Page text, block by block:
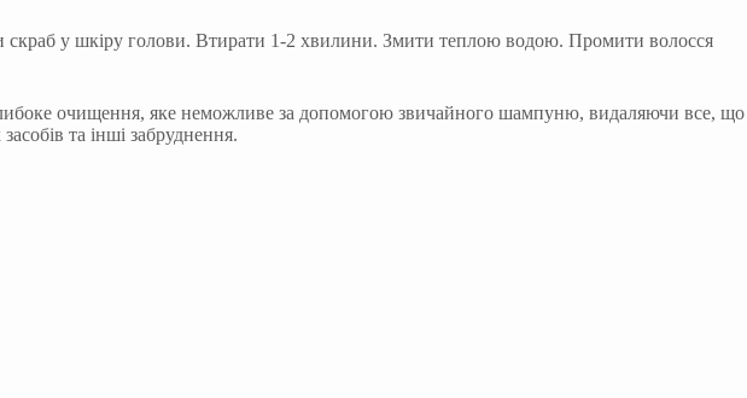
скраб у шкіру голови. Втирати 1-2 хвилини. Змити теплою водою. Промити волосся
очищення, яке неможливе за допомогою звичайного шампуню, видаляючи все, що
та інші забруднення.